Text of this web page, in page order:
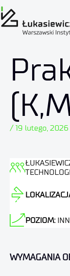
/ 19 lutego, 2026
POZIOM:
WYMAGANIA